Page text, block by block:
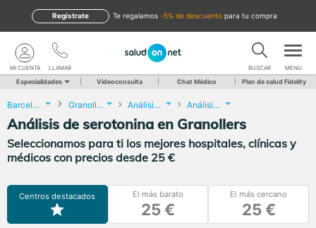
te regalamos -5% de descuento para tu compra
Regístrate
LLAMAR
MI CUENTA BUSCAR MENU
Especialidades Videoconsulta Chat Médico Plan de salud Fidelity
Barcelona Granollers Análisis Clínicos Análisis de serotonina
Análisis de serotonina en Granollers
Seleccionamos para ti los mejores hospitales, clínicas y
médicos con precios desde 25 €
Centros destacados El más barato
25 €
El más cercano
25 €